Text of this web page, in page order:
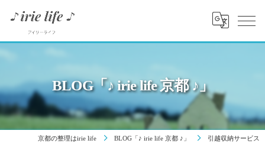
BLOG「♪ irie life 京都 ♪」
京都の整理はirie life BLOG「♪ irie life 京都 ♪」 引越収納サービス